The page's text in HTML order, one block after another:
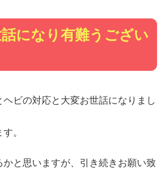
になり有難うござい
ビの対応と大変お世話になりまし
。
と思いますが、引き続きお願い致